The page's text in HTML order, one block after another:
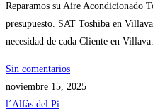
Reparamos su Aire Acondicionado
presupuesto. SAT Toshiba en
necesidad de cada Cliente en Villava.
Sin comentarios
noviembre 15, 2025
l´Alfàs del Pi